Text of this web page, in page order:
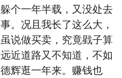
个一年半载，又没处去
。况且我长了这么大，
说做买卖，究竟戥子算
近道路又不知道，不如
辉逛一年来。赚钱也